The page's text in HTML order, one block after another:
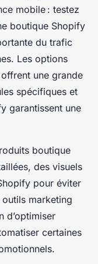
mobile : testez
boutique Shopify
du trafic
Les options
une grande
spécifiques et
garantissent une
boutique
des visuels
pour éviter
marketing
d’optimiser
certaines